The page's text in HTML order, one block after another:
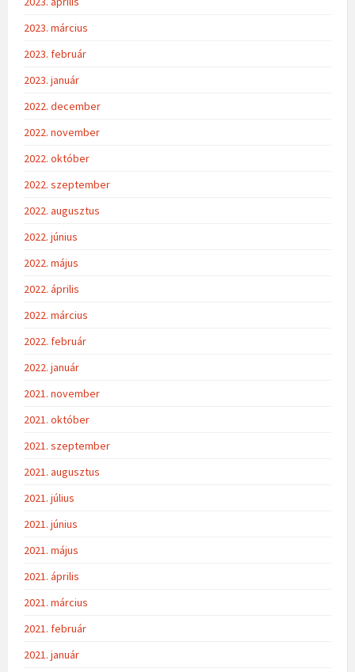
2023. március
2023. február
2023. január
2022. december
2022. november
2022. október
2022. szeptember
2022. augusztus
2022. június
2022. május
2022. április
2022. március
2022. február
2022. január
2021. november
2021. október
2021. szeptember
2021. augusztus
2021. július
2021. június
2021. május
2021. április
2021. március
2021. február
2021. január